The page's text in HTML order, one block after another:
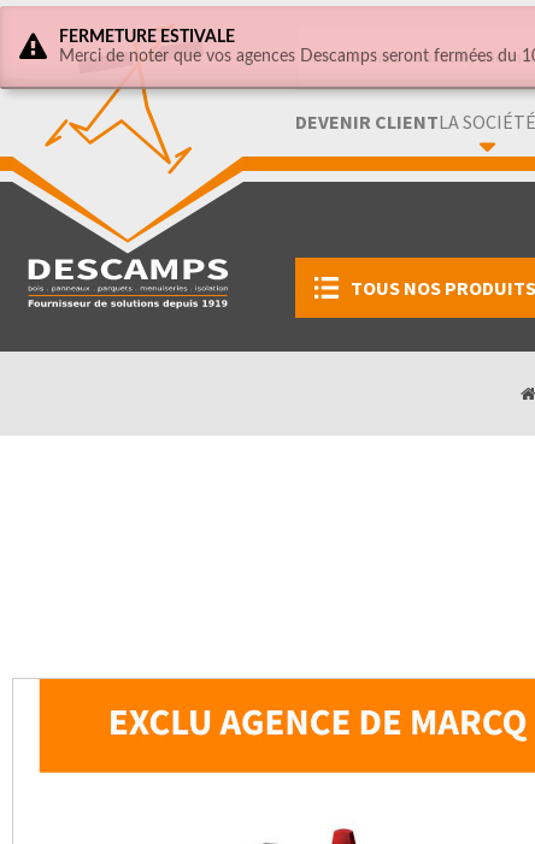
DEVENIR CLIENTLA SOCIÉTÉ
TOUS NOS PRODUITS
FERMETURE ESTIVALE
Merci de noter que vos agences Descamps seront fermées